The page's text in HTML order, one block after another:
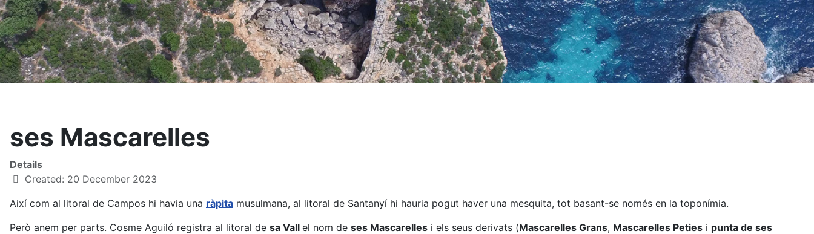
ses Mascarelles
Details
Created: 20 December 2023
Així com al litoral de Campos hi havia una ràpita musulmana, al litoral de Santanyí hi hauria pogut haver una mesquita, tot basant-se només en la toponímia.
Però anem per parts. Cosme Aguiló registra al litoral de sa Vall el nom de ses Mascarelles i els seus derivats (Mascarelles Grans, Mascarelles Peties i punta de ses